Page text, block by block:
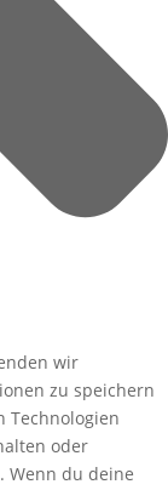
wir
zu speichern
Technologien
oder
Wenn du deine